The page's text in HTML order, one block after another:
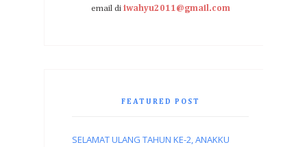
email di iwahyu2011@gmail.com
FEATURED POST
SELAMAT ULANG TAHUN KE-2, ANAKKU